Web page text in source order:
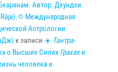
Автор: Дхундхи
Международная
Астрологии
к записи ☀ Тантра-
о Высших Силах Грахахи
человека и